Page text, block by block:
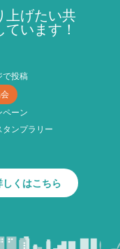
上げたい共
います！
で投稿
ーン
ンプラリー
くはこちら